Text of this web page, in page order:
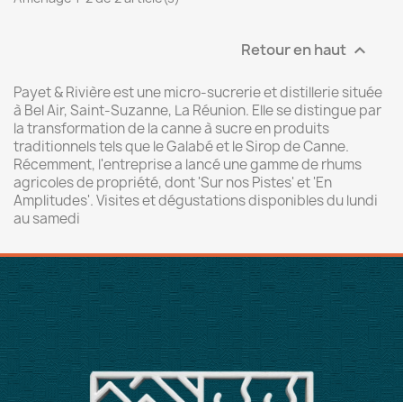
Retour en haut 
Payet & Rivière est une micro-sucrerie et distillerie située
à Bel Air, Saint-Suzanne, La Réunion. Elle se distingue par
la transformation de la canne à sucre en produits
traditionnels tels que le Galabé et le Sirop de Canne.
Récemment, l'entreprise a lancé une gamme de rhums
agricoles de propriété, dont 'Sur nos Pistes' et 'En
Amplitudes'. Visites et dégustations disponibles du lundi
au samedi